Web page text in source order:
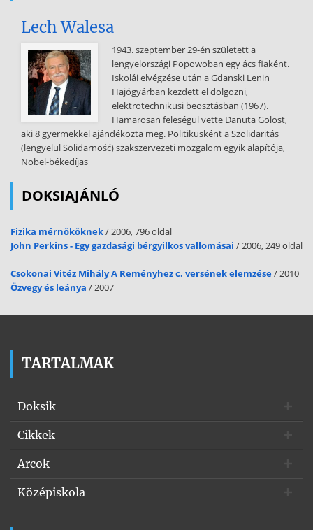
Lech Walesa
1943. szeptember 29-én született a
lengyelországi Popowoban egy ács fiaként.
Iskolái elvégzése után a Gdanski Lenin
Hajógyárban kezdett el dolgozni,
elektrotechnikusi beosztásban (1967).
Hamarosan feleségül vette Danuta Golost,
aki 8 gyermekkel ajándékozta meg. Politikusként a Szolidaritás
(lengyelül Solidarność) szakszervezeti mozgalom egyik alapítója,
Nobel-békedíjas
DOKSIAJÁNLÓ
Fizika mérnököknek/ 2006, 796 oldal
John Perkins - Egy gazdasági bérgyilkos vallomásai / 2006, 249 oldal
Csokonai Vitéz Mihály A Reményhez c. versének elemzése/ 2010
Özvegy és leánya / 2007
TARTALMAK
Doksik
Cikkek
Arcok
Középiskola